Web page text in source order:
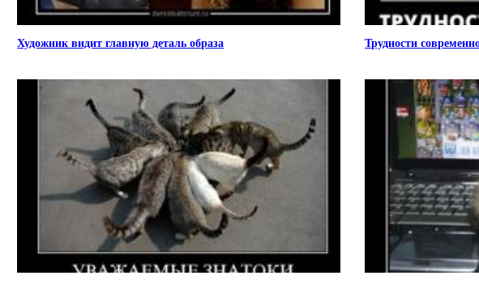
Художник видит главную деталь образа Трудности